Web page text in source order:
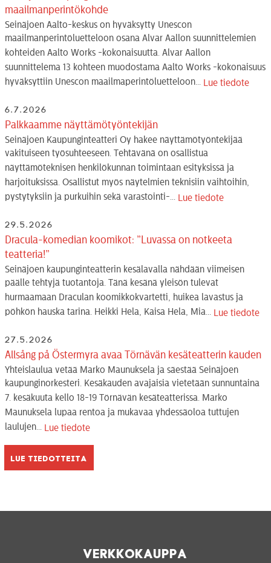
maailmanperintökohde
Seinäjoen Aalto-keskus on hyväksytty Unescon
maailmanperintöluetteloon osana Alvar Aallon suunnittelemien
kohteiden Aalto Works -kokonaisuutta. Alvar Aallon
suunnittelema 13 kohteen muodostama Aalto Works -kokonaisuus
hyväksyttiin Unescon maailmaperintöluetteloon...
Lue tiedote
6.7.2026
Palkkaamme näyttämötyöntekijän
Seinäjoen Kaupunginteatteri Oy hakee näyttämötyöntekijää
vakituiseen työsuhteeseen. Tehtävänä on osallistua
näyttämöteknisen henkilökunnan toimintaan esityksissä ja
harjoituksissa. Osallistut myös näytelmien teknisiin vaihtoihin,
pystytyksiin ja purkuihin sekä varastointi-...
Lue tiedote
29.5.2026
Dracula-komedian koomikot: ”Luvassa on notkeeta
teatteria!”
Seinäjoen kaupunginteatterin kesälavalla nähdään viimeisen
päälle tehtyjä tuotantoja. Tänä kesänä yleisön tulevat
hurmaamaan Draculan koomikkokvartetti, huikea lavastus ja
pöhkön hauska tarina. Heikki Hela, Kaisa Hela, Mia...
Lue tiedote
27.5.2026
Allsång på Östermyra avaa Törnävän kesäteatterin kauden
Yhteislaulua vetää Marko Maunuksela ja säestää Seinäjoen
kaupunginorkesteri. Kesäkauden avajaisia vietetään sunnuntaina
7. kesäkuuta kello 18-19 Törnävän kesäteatterissa. Marko
Maunuksela lupaa rentoa ja mukavaa yhdessäoloa tuttujen
laulujen...
Lue tiedote
Lue tiedotteita
Verkkokauppa